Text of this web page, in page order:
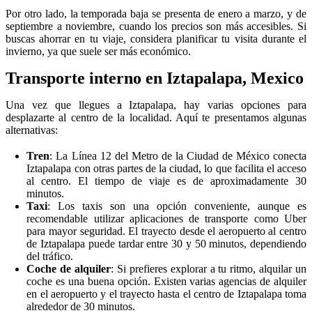
Por otro lado, la temporada baja se presenta de enero a marzo, y de
septiembre a noviembre, cuando los precios son más accesibles. Si
buscas ahorrar en tu viaje, considera planificar tu visita durante el
invierno, ya que suele ser más económico.
Transporte interno en Iztapalapa, Mexico
Una vez que llegues a Iztapalapa, hay varias opciones para
desplazarte al centro de la localidad. Aquí te presentamos algunas
alternativas:
Tren: La Línea 12 del Metro de la Ciudad de México conecta
Iztapalapa con otras partes de la ciudad, lo que facilita el acceso
al centro. El tiempo de viaje es de aproximadamente 30
minutos.
Taxi: Los taxis son una opción conveniente, aunque es
recomendable utilizar aplicaciones de transporte como Uber
para mayor seguridad. El trayecto desde el aeropuerto al centro
de Iztapalapa puede tardar entre 30 y 50 minutos, dependiendo
del tráfico.
Coche de alquiler: Si prefieres explorar a tu ritmo, alquilar un
coche es una buena opción. Existen varias agencias de alquiler
en el aeropuerto y el trayecto hasta el centro de Iztapalapa toma
alrededor de 30 minutos.